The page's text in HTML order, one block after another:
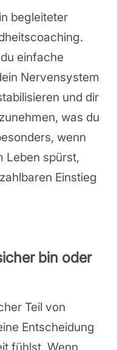
begleiteter
einfache
Nervensystem
und dir
was du
wenn
Leben spürst,
Einstieg
bin oder
Teil von
Entscheidung
fühlst. Wenn